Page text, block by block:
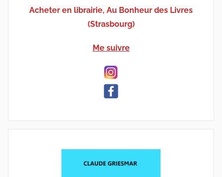
Acheter en librairie, Au Bonheur des Livres
(Strasbourg)
Me suivre